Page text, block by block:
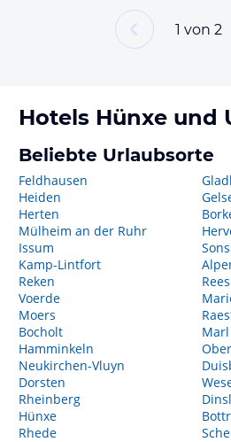
1 von 2
Hotels Hünxe und
Beliebte Urlaubsorte
Feldhausen
Heiden
Herten
Mülheim an der Ruhr
Issum
Kamp-Lintfort
Reken
Voerde
Moers
Bocholt
Hamminkeln
Neukirchen-Vluyn
Dorsten
Rheinberg
Hünxe
Rhede
Rees
Marl